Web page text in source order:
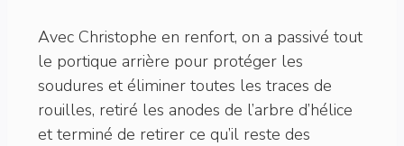
Avec Christophe en renfort, on a passivé tout
le portique arrière pour protéger les
soudures et éliminer toutes les traces de
rouilles, retiré les anodes de l’arbre d’hélice
et terminé de retirer ce qu’il reste des